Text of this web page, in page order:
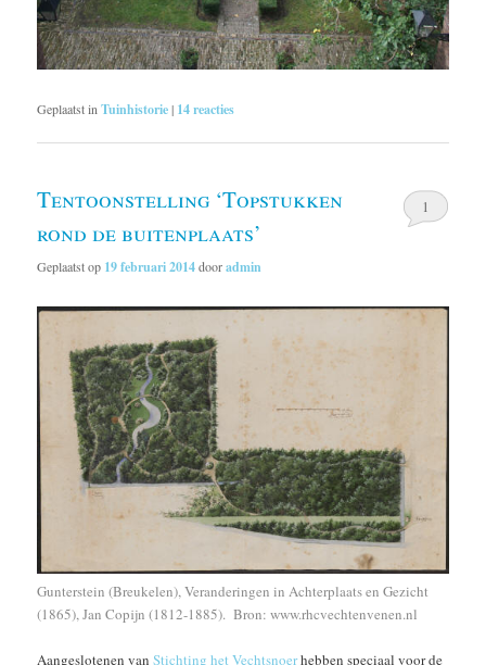
Geplaatst in Tuinhistorie| 14reacties
Tentoonstelling ‘Topstukken
rond de buitenplaats’
Geplaatst op 19 februari 2014dooradmin
1
Gunterstein (Breukelen), Veranderingen in Achterplaats en Gezicht
(1865), Jan Copijn (1812-1885). Bron: www.rhcvechtenvenen.nl
Aangeslotenen vanStichting het Vechtsnoerhebben speciaal voor de